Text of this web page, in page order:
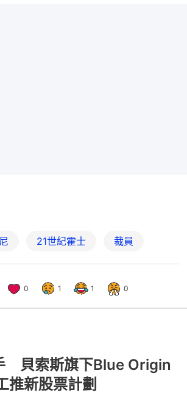
21世紀霍士 裁員
0 1 1 0
貝索斯旗下Blue Origin
推新股票計劃